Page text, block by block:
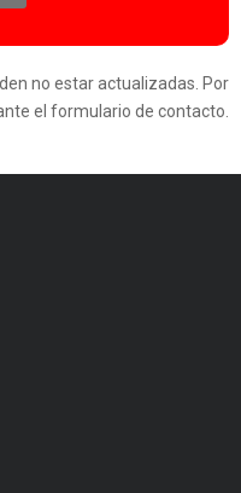
no estar actualizadas. Por
el formulario de contacto.